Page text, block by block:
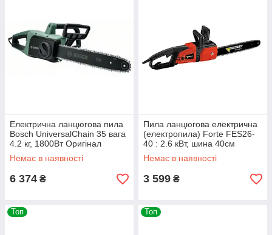
Електрична ланцюгова пила
Bosch UniversalChain 35 вага
4.2 кг, 1800Вт Оригінал
06008B8300
Немає в наявності
6 374 ₴
Пила ланцюгова електрична
(електропила) Forte FES26-
40 : 2.6 кВт, шина 40см
Немає в наявності
3 599 ₴
Топ Топ